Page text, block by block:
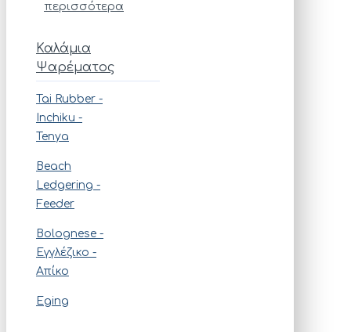
περισσότερα
Καλάμια
Ψαρέματος
Tai Rubber -
Ιnchiku -
Tenya
Beach
Ledgering -
Feeder
Bolognese -
Εγγλέζικο -
Απίκο
Eging